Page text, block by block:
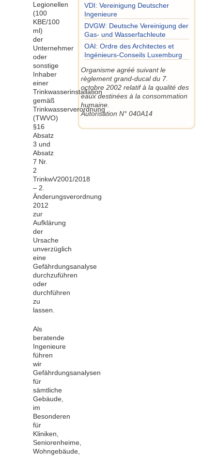
VDI: Vereinigung Deutscher
Ingenieure
DVGW: Deutsche Vereinigung der
Gas- und Wasserfachleute
OAI: Ordre des Architectes et
Ingénieurs-Conseils Luxemburg
Organisme agréé suivant le
règlement grand-ducal du 7.
octobre 2002 relatif à la qualité des
eaux destinées à la consommation
humaine.
Autorisation N° 040A14
Legionellen
(100
KBE/100
ml)
der
Unternehmer
oder
sonstige
Inhaber
einer
Trinkwasserinstallation
gemäß
Trinkwasserverordnung
(TWVO)
§16
Absatz
3 und
Absatz
7 Nr.
2
TrinkwV2001/2018
– 2.
Änderungsverordnung
2012
zur
Aufklärung
der
Ursache
unverzüglich
eine
Gefährdungsanalyse
durchzuführen
oder
durchführen
zu
lassen.
Als
beratende
Ingenieure
führen
wir
Gefährdungsanalysen
für
sämtliche
Gebäude,
im
Besonderen
für
Kliniken,
Seniorenheime,
Wohngebäude,